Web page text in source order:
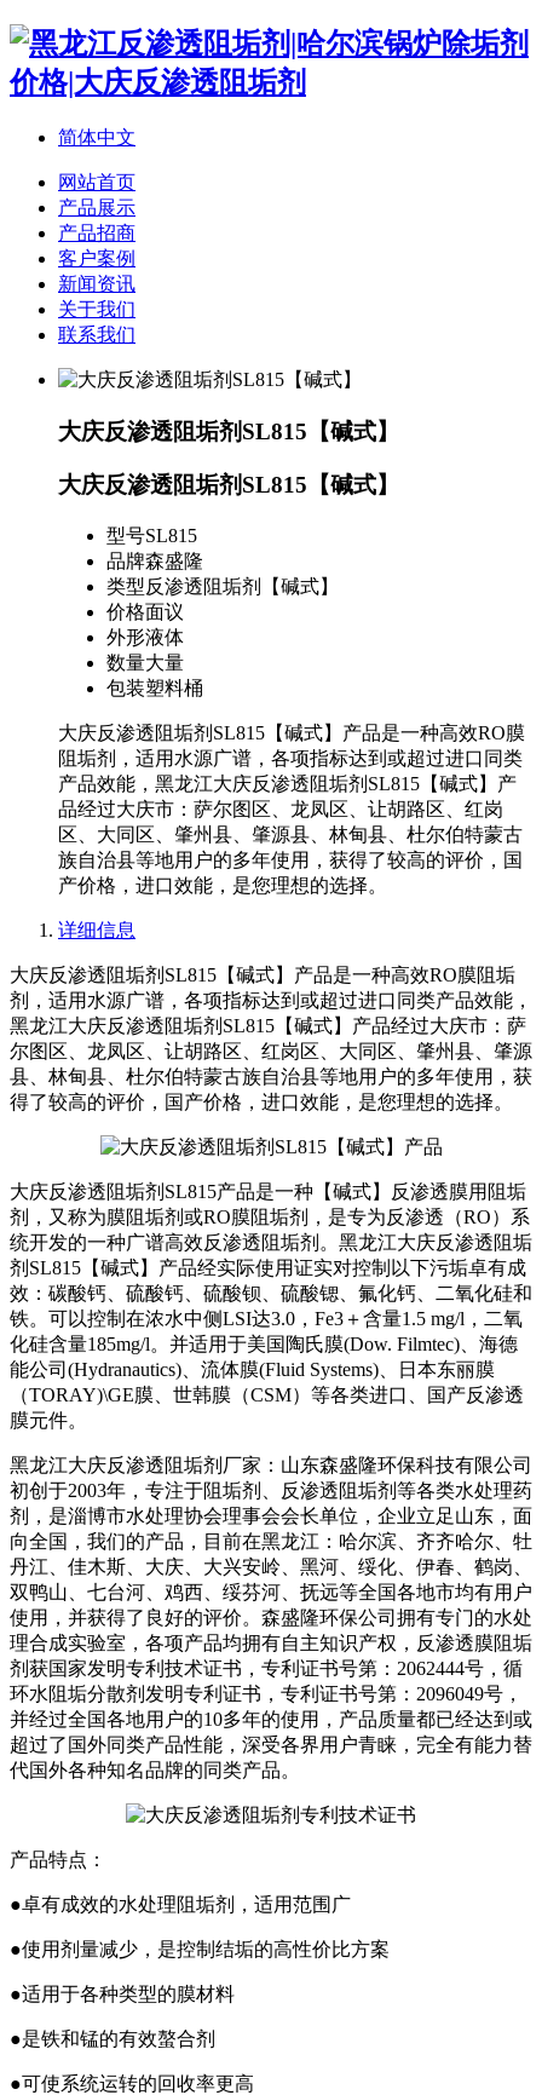
简体中文
网站首页
产品展示
产品招商
客户案例
新闻资讯
关于我们
联系我们
大庆反渗透阻垢剂SL815【碱式】
大庆反渗透阻垢剂SL815【碱式】
型号SL815
品牌森盛隆
类型反渗透阻垢剂【碱式】
价格面议
外形液体
数量大量
包装塑料桶
大庆反渗透阻垢剂SL815【碱式】产品是一种高效RO膜
阻垢剂，适用水源广谱，各项指标达到或超过进口同类
产品效能，黑龙江大庆反渗透阻垢剂SL815【碱式】产
品经过大庆市：萨尔图区、龙凤区、让胡路区、红岗
区、大同区、肇州县、肇源县、林甸县、杜尔伯特蒙古
族自治县等地用户的多年使用，获得了较高的评价，国
产价格，进口效能，是您理想的选择。
详细信息
大庆反渗透阻垢剂SL815【碱式】产品是一种高效RO膜阻垢
剂，适用水源广谱，各项指标达到或超过进口同类产品效能，
黑龙江大庆反渗透阻垢剂SL815【碱式】产品经过大庆市：萨
尔图区、龙凤区、让胡路区、红岗区、大同区、肇州县、肇源
县、林甸县、杜尔伯特蒙古族自治县等地用户的多年使用，获
得了较高的评价，国产价格，进口效能，是您理想的选择。
大庆反渗透阻垢剂SL815产品是一种【碱式】反渗透膜用阻垢
剂，又称为膜阻垢剂或RO膜阻垢剂，是专为反渗透（RO）系
统开发的一种广谱高效反渗透阻垢剂。黑龙江大庆反渗透阻垢
剂SL815【碱式】产品经实际使用证实对控制以下污垢卓有成
效：碳酸钙、硫酸钙、硫酸钡、硫酸锶、氟化钙、二氧化硅和
铁。可以控制在浓水中侧LSI达3.0，Fe3＋含量1.5 mg/l，二氧
化硅含量185mg/l。并适用于美国陶氏膜(Dow. Filmtec)、海德
能公司(Hydranautics)、流体膜(Fluid Systems)、日本东丽膜
（TORAY)\GE膜、世韩膜（CSM）等各类进口、国产反渗透
膜元件。
黑龙江大庆反渗透阻垢剂厂家：山东森盛隆环保科技有限公司
初创于2003年，专注于阻垢剂、反渗透阻垢剂等各类水处理药
剂，是淄博市水处理协会理事会会长单位，企业立足山东，面
向全国，我们的产品，目前在黑龙江：哈尔滨、齐齐哈尔、牡
丹江、佳木斯、大庆、大兴安岭、黑河、绥化、伊春、鹤岗、
双鸭山、七台河、鸡西、绥芬河、抚远等全国各地市均有用户
使用，并获得了良好的评价。森盛隆环保公司拥有专门的水处
理合成实验室，各项产品均拥有自主知识产权，反渗透膜阻垢
剂获国家发明专利技术证书，专利证书号第：2062444号，循
环水阻垢分散剂发明专利证书，专利证书号第：2096049号，
并经过全国各地用户的10多年的使用，产品质量都已经达到或
超过了国外同类产品性能，深受各界用户青睐，完全有能力替
代国外各种知名品牌的同类产品。
产品特点：
●卓有成效的水处理阻垢剂，适用范围广
●使用剂量减少，是控制结垢的高性价比方案
●适用于各种类型的膜材料
●是铁和锰的有效螯合剂
●可使系统运转的回收率更高